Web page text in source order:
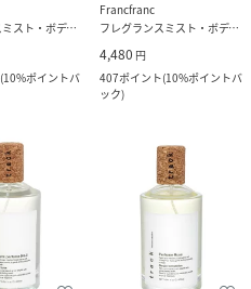
フレグランスミスト・ボディミスト
(10%ポイントバ
Francfranc
フレグランスミスト・ボディミスト
4,480 円
407ポイント(10%ポイントバ
ック)